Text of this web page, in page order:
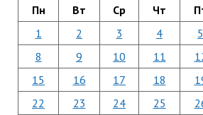
Пн Вт Ср Чт
1 2 3 4 5
8
9 10 11
15
16 17 18
22
23 24 25